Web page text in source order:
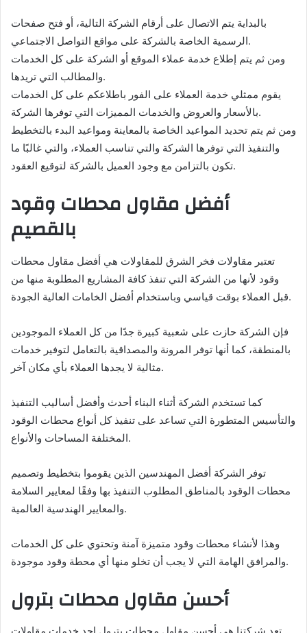
بالبداية يتم الاتصال على أرقام الشركة التالية، أو فتح صفحات
الرسمية الخاصة بالشركة على مواقع التواصل الاجتماعي.
ومن ثم يتم إطلاع خدمة عملاء الموقع أو الشركة على كل الخدمات
والمطالب التي تريدها.
يقوم ممثلي خدمة العملاء على الفور باطلاعكم على كل الخدمات
بالأسعار والعروض والخدمات المميزات التي توفرها الشركة.
ومن ثم يتم تحديد المواعيد الخاصة بالمعاينة ومواعيد البدء بالتخطيط
والتنفيذ التي توفرها الشركة والتي تناسب العملاء، والتي غالبًا ما
تكون بالتزامن مع وجود العميل بالشركة لتوقيع العقود.
أفضل مقاول محطات وقود
بالقصيم
تعتبر مقاولات فخر الشرق للمقاولات هي أفضل مقاول محطات
وقود لأنها من الشركة التي تنفذ كافة المشاريع المطلوبة منها من
قبل العملاء بوقت قياسي وباستخدام أفضل الخامات العالية الجودة.
فإن الشركة حازت على شعبية كبيرة جدًا من كل العملاء الموجودين
بالمنطقة، كما أنها توفر المرونة والمصداقية بالتعامل لتوفير خدمات
مثالية لا يجدها العملاء بأي مكان آخر.
كما تستخدم الشركة أثناء البناء أحدث وأفضل أساليب التنفيذ
والتأسيس المتطورة التي تساعد على تنفيذ كل أنواع محطات الوقود
المختلفة المساحات والأنواع.
توفر الشركة أفضل المهندسين الذين يقوموا بتخطيط وتصميم
محطات الوقود بالمناطق المطلوب التنفيذ بها وفقًا لمعايير السلامة
والمعايير الهندسية العالمية.
وهذا لأنشاء محطات وقود متميزة آمنة وتحتوي على كل الخدمات
والمرافق الهامة التي لا يجب أن تخلو منها أي محطة وقود موجودة.
أحسن مقاول محطات بترول